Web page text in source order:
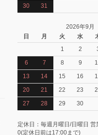
30
31
2026年9月
日
月 火 水
1
2
6
7 8 9
13
14 15 16
20
21 22 23
27
28 29 30
定休日：毎週月曜日/日曜日
0(定休日前は17:00まで)